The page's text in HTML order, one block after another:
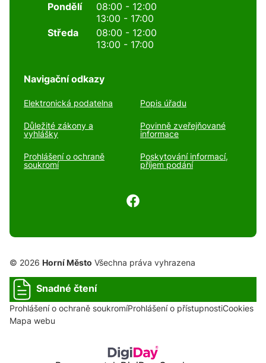
Pondělí
08:00 - 12:00
13:00 - 17:00
Středa
08:00 - 12:00
13:00 - 17:00
Navigační odkazy
Elektronická podatelna Popis úřadu
Důležité zákony a
vyhlášky
Povinně zveřejňované
informace
Prohlášení o ochraně
soukromí
Poskytování informací,
příjem podání
© 2026 Horní Město Všechna práva vyhrazena
Snadné čtení
Prohlášení o ochraně soukromíProhlášení o přístupnostiCookies
Mapa webu